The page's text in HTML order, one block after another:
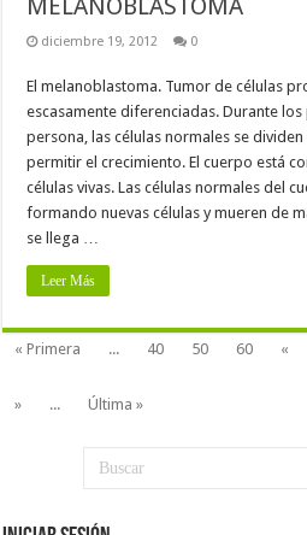
MELANOBLASTOMA
diciembre 19, 2012 0
El melanoblastoma. Tumor de células
escasamente diferenciadas. Durante
persona, las células normales se
permitir el crecimiento. El cuerpo está
células vivas. Las células normales del
formando nuevas células y mueren de
se llega …
Leer Más
« Primera ... 40 50 60 «
»
... Última »